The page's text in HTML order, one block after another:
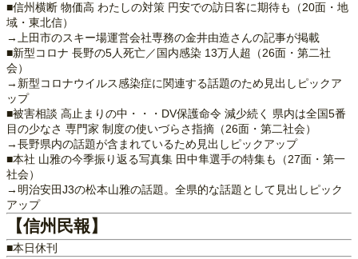
■信州横断 物価高 わたしの対策 円安での訪日客に期待も（20面・地
域・東北信）
→上田市のスキー場運営会社専務の金井由造さんの記事が掲載
■新型コロナ 長野の5人死亡／国内感染 13万人超（26面・第二社
会）
→新型コロナウイルス感染症に関連する話題のため見出しピックア
ップ
■被害相談 高止まりの中・・・DV保護命令 減少続く 県内は全国5番
目の少なさ 専門家 制度の使いづらさ指摘（26面・第二社会）
→長野県内の話題が含まれているため見出しピックアップ
■本社 山雅の今季振り返る写真集 田中隼選手の特集も（27面・第一
社会）
→明治安田J3の松本山雅の話題。全県的な話題として見出しピック
アップ
【信州民報】
■本日休刊